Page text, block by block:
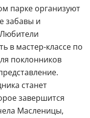
парке организуют
забавы и
в мастер-классе по
поклонников
станет
завершится
Масленицы,